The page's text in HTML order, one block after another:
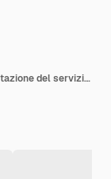
Concetti di valutazione del servizio di valutazione del servizio clienti e indagine sulla soddisfazione Primo piano della mano del cliente scegli l'icona del viso sorridente sul cubo di legno sul tavolo